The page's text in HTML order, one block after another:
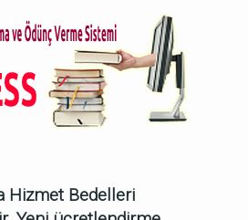
Hizmet Bedelleri